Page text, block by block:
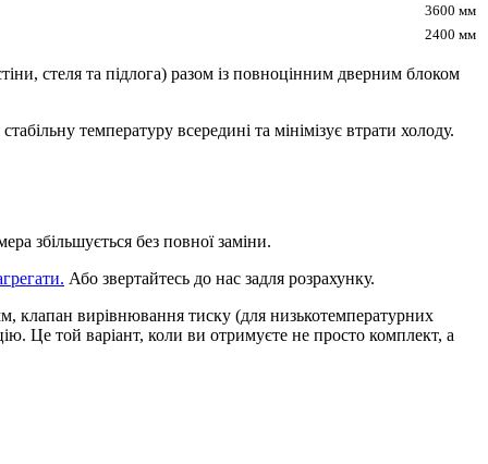
3600 мм
2400 мм
стеля та підлога) разом із повноцінним дверним блоком
температуру всередині та мінімізує втрати холоду.
збільшується без повної заміни.
Або звертайтесь до нас задля розрахунку.
клапан вирівнювання тиску (для низькотемпературних
Це той варіант, коли ви отримуєте не просто комплект, а